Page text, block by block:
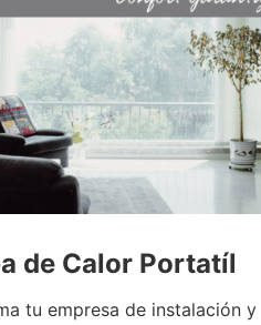
de Calor Portatíl
tu empresa de instalación y